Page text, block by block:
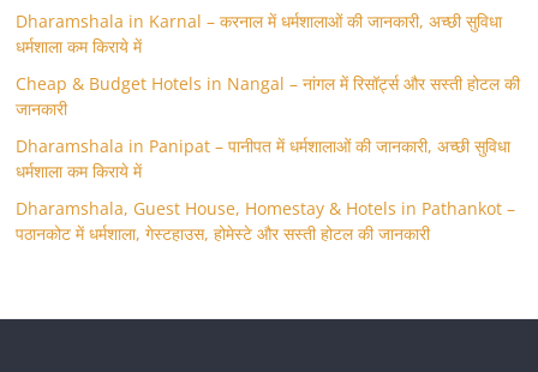
Dharamshala in Karnal – करनाल में धर्मशालाओं की जानकारी, अच्छी सुविधा
धर्मशाला कम किराये में
Cheap & Budget Hotels in Nangal – नांगल में रिसॉर्ट्स और सस्ती होटल की
जानकारी
Dharamshala in Panipat – पानीपत में धर्मशालाओं की जानकारी, अच्छी सुविधा
धर्मशाला कम किराये में
Dharamshala, Guest House, Homestay & Hotels in Pathankot –
पठानकोट में धर्मशाला, गेस्टहाउस, होमेस्टे और सस्ती होटल की जानकारी